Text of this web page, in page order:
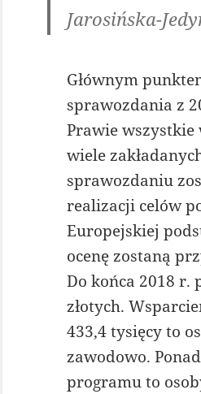
Jarosińska-
Głównym
sprawozdania z
Prawie wszystkie
wiele
sprawozdaniu
realizacji celów
Europejskiej
ocenę zostaną
Do końca 2018 r.
złotych.
433,4 tysięcy to
zawodowo.
programu to